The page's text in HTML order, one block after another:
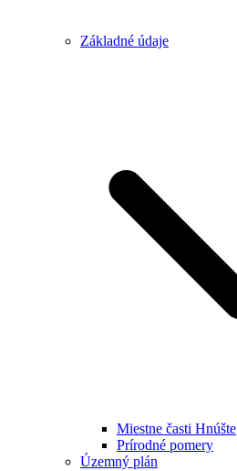
Základné údaje
Miestne časti Hnúšte
Prírodné pomery
Územný plán